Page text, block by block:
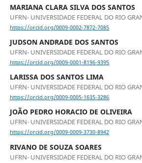
MARIANA CLARA SILVA DOS SANTOS
UFRN- UNIVERSIDADE FEDERAL DO RIO
https://orcid.org/0009-0002-7872-7085
JUDSON ANDRADE DOS SANTOS
UFRN- UNIVERSIDADE FEDERAL DO RIO
https://orcid.org/0009-0001-8196-9395
LARISSA DOS SANTOS LIMA
UFRN- UNIVERSIDADE FEDERAL DO RIO
https://orcid.org/0009-0005-1635-3286
JOÃO PEDRO HORACIO DE OLIVEIRA
UFRN- UNIVERSIDADE FEDERAL DO RIO
https://orcid.org/0009-0009-3730-8942
RIVANO DE SOUZA SOARES
UFRN- UNIVERSIDADE FEDERAL DO RIO